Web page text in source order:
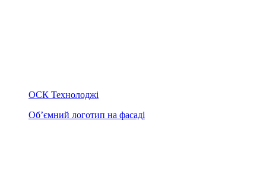
ОСК Технолоджі
Об’ємний логотип на фасаді